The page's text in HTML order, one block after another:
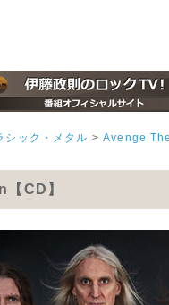
シック・メタル > Avenge
CD】